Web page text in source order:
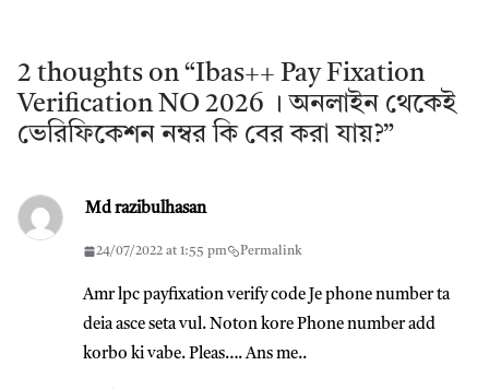
2 thoughts on “Ibas++ Pay Fixation
Verification NO 2026 । অনলাইন থেকেই
ভেরিফিকেশন নম্বর কি বের করা যায়?”
Md razibulhasan
24/07/2022 at 1:55 pm Permalink
Amr lpc payfixation verify code Je phone number ta
deia asce seta vul. Noton kore Phone number add
korbo ki vabe. Pleas…. Ans me..